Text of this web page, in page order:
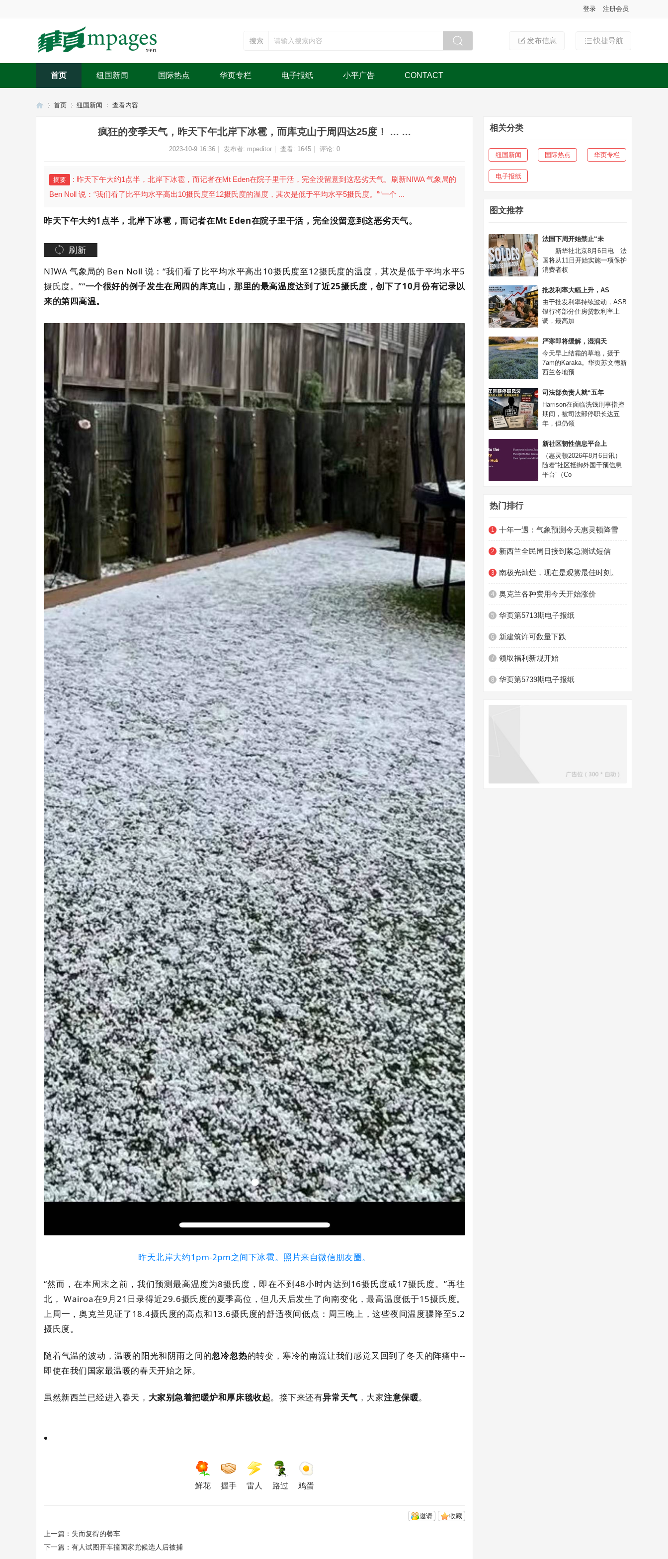
登录 注册会员
快捷导航
发布信息
搜索
首页 纽国新闻 国际热点 华页专栏 电子报纸 小平广告 CONTACT
首页 纽国新闻 查看内容
疯狂的变季天气，昨天下午北岸下冰雹，而库克山于周四达25度！ ... ...
2023-10-9 16:36 发布者: mpeditor 查看: 1645 评论: 0
摘要
: 昨天下午大约1点半，北岸下冰雹，而记者在Mt Eden在院子里干活，完全没留意到这恶劣天气。刷新NIWA 气象局的
Ben Noll 说：“我们看了比平均水平高出10摄氏度至12摄氏度的温度，其次是低于平均水平5摄氏度。”“一个 ...
昨天下午大约1点半，北岸下冰雹，而记者在Mt Eden在院子里干活，完全没留意到这恶劣天气。
刷新
NIWA 气象局的 Ben Noll 说：“我们看了比平均水平高出10摄氏度至12摄氏度的温度，其次是低于平均水平5
摄氏度。”“一个很好的例子发生在周四的库克山，那里的最高温度达到了近25摄氏度，创下了10月份有记录以
来的第四高温。
昨天北岸大约1 pm-2pm之间下冰雹。 照片来自微信朋友圈。
“然而，在本周末之前，我们预测最高温度为8摄氏度，即在不到48小时内达到16摄氏度或17摄氏度。”再往
北， Wairoa在9月21日录得近29.6摄氏度的夏季高位，但几天后发生了向南变化，最高温度低于15摄氏度。
上周一，奥克兰见证了18.4摄氏度的高点和13.6摄氏度的舒适夜间低点：周三晚上，这些夜间温度骤降至5.2
摄氏度。
随着气温的波动，温暖的阳光和阴雨之间的忽冷忽热的转变，寒冷的南流让我们感觉又回到了冬天的阵痛中--
即使在我们国家最温暖的春天开始之际。
虽然新西兰已经进入春天， 大家别急着把暖炉和厚床毯收起。接下来还有异常天气 ，大家注意保暖。
鲜花 握手 雷人 路过 鸡蛋
收藏
邀请
上一篇： 失而复得的餐车
下一篇： 有人试图开车撞国家党候选人后被捕
相关分类
纽国新闻 国际热点 华页专栏
电子报纸
图文推荐
法国下周开始禁止“未
新华社北京8月6日电 法
国将从11日开始实施一项保护
消费者权
批发利率大幅上升，AS
由于批发利率持续波动，ASB
银行将部分住房贷款利率上
调，最高加
严寒即将缓解，湿润天
今天早上结霜的草地，摄于
7am的Karaka。华页苏文德新
西兰各地预
司法部负责人就“五年
Harrison在面临洗钱刑事指控
期间，被司法部停职长达五
年，但仍领
新社区韧性信息平台上
（惠灵顿2026年8月6日讯）
随着“社区抵御外国干预信息
平台”（Co
热门排行
1 十年一遇：气象预测今天惠灵顿降雪
2 新西兰全民周日接到紧急测试短信
3 南极光灿烂，现在是观赏最佳时刻。
4 奥克兰各种费用今天开始涨价
5 华页第5713期电子报纸
6 新建筑许可数量下跌
7 领取福利新规开始
8 华页第5739期电子报纸